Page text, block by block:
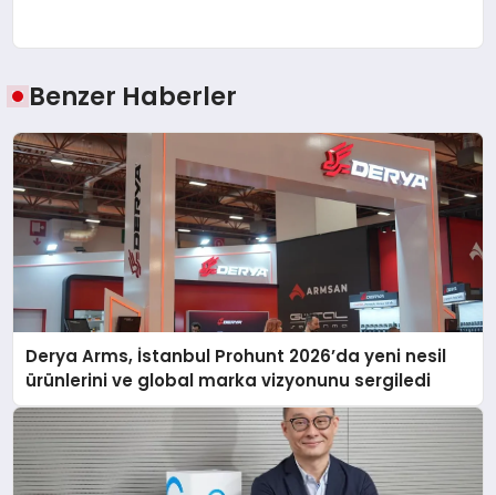
Benzer Haberler
Derya Arms, İstanbul Prohunt 2026’da yeni nesil
ürünlerini ve global marka vizyonunu sergiledi